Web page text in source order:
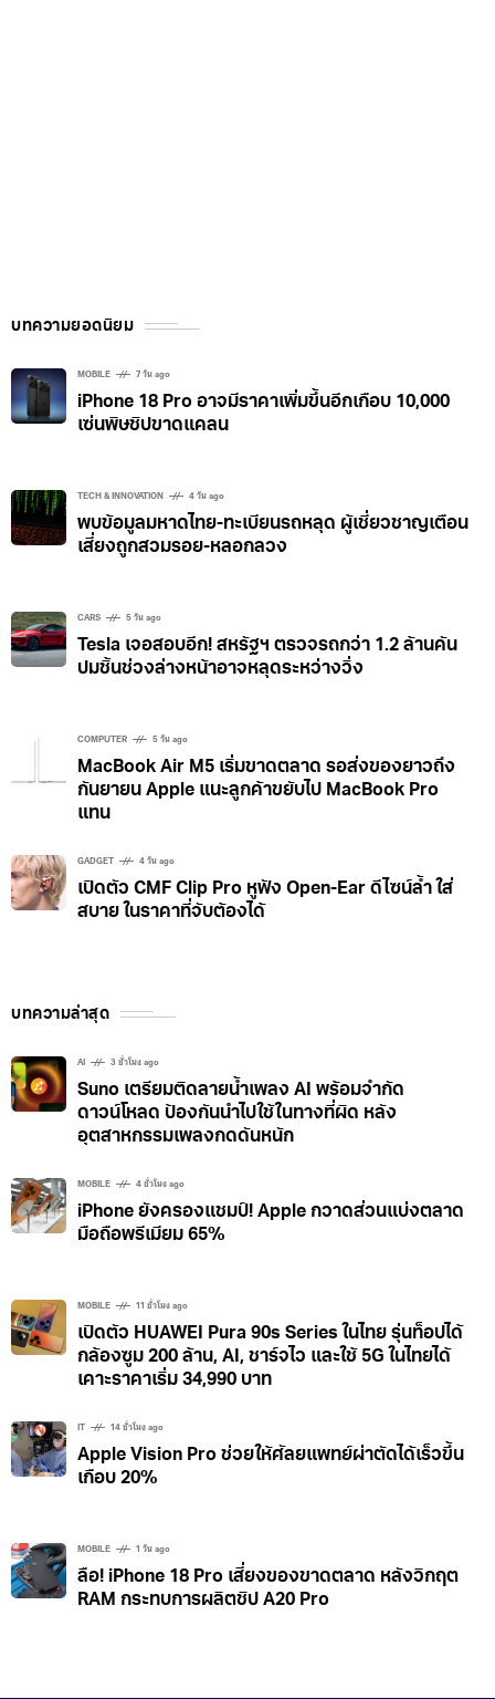
บทความยอดนิยม
MOBILE 7 วัน ago
iPhone 18 Pro อาจมีราคาเพิ่มขึ้นอีกเกือบ 10,000
เซ่นพิษชิปขาดแคลน
TECH & INNOVATION 4 วัน ago
พบข้อมูลมหาดไทย-ทะเบียนรถหลุด ผู้เชี่ยวชาญเตือน
เสี่ยงถูกสวมรอย-หลอกลวง
CARS 5 วัน ago
Tesla เจอสอบอีก! สหรัฐฯ ตรวจรถกว่า 1.2 ล้านคัน
ปมชิ้นช่วงล่างหน้าอาจหลุดระหว่างวิ่ง
COMPUTER 5 วัน ago
MacBook Air M5 เริ่มขาดตลาด รอส่งของยาวถึง
กันยายน Apple แนะลูกค้าขยับไป MacBook Pro
แทน
GADGET 4 วัน ago
เปิดตัว CMF Clip Pro หูฟัง Open-Ear ดีไซน์ล้ำ ใส่
สบาย ในราคาที่จับต้องได้
บทความล่าสุด
AI 3 ชั่วโมง ago
Suno เตรียมติดลายน้ำเพลง AI พร้อมจำกัด
ดาวน์โหลด ป้องกันนำไปใช้ในทางที่ผิด หลัง
อุตสาหกรรมเพลงกดดันหนัก
MOBILE 4 ชั่วโมง ago
iPhone ยังครองแชมป์! Apple กวาดส่วนแบ่งตลาด
มือถือพรีเมียม 65%
MOBILE 11 ชั่วโมง ago
เปิดตัว HUAWEI Pura 90s Series ในไทย รุ่นท็อปได้
กล้องซูม 200 ล้าน, AI, ชาร์จไว และใช้ 5G ในไทยได้
เคาะราคาเริ่ม 34,990 บาท
IT 14 ชั่วโมง ago
Apple Vision Pro ช่วยให้ศัลยแพทย์ผ่าตัดได้เร็วขึ้น
เกือบ 20%
MOBILE 1 วัน ago
ลือ! iPhone 18 Pro เสี่ยงของขาดตลาด หลังวิกฤต
RAM กระทบการผลิตชิป A20 Pro